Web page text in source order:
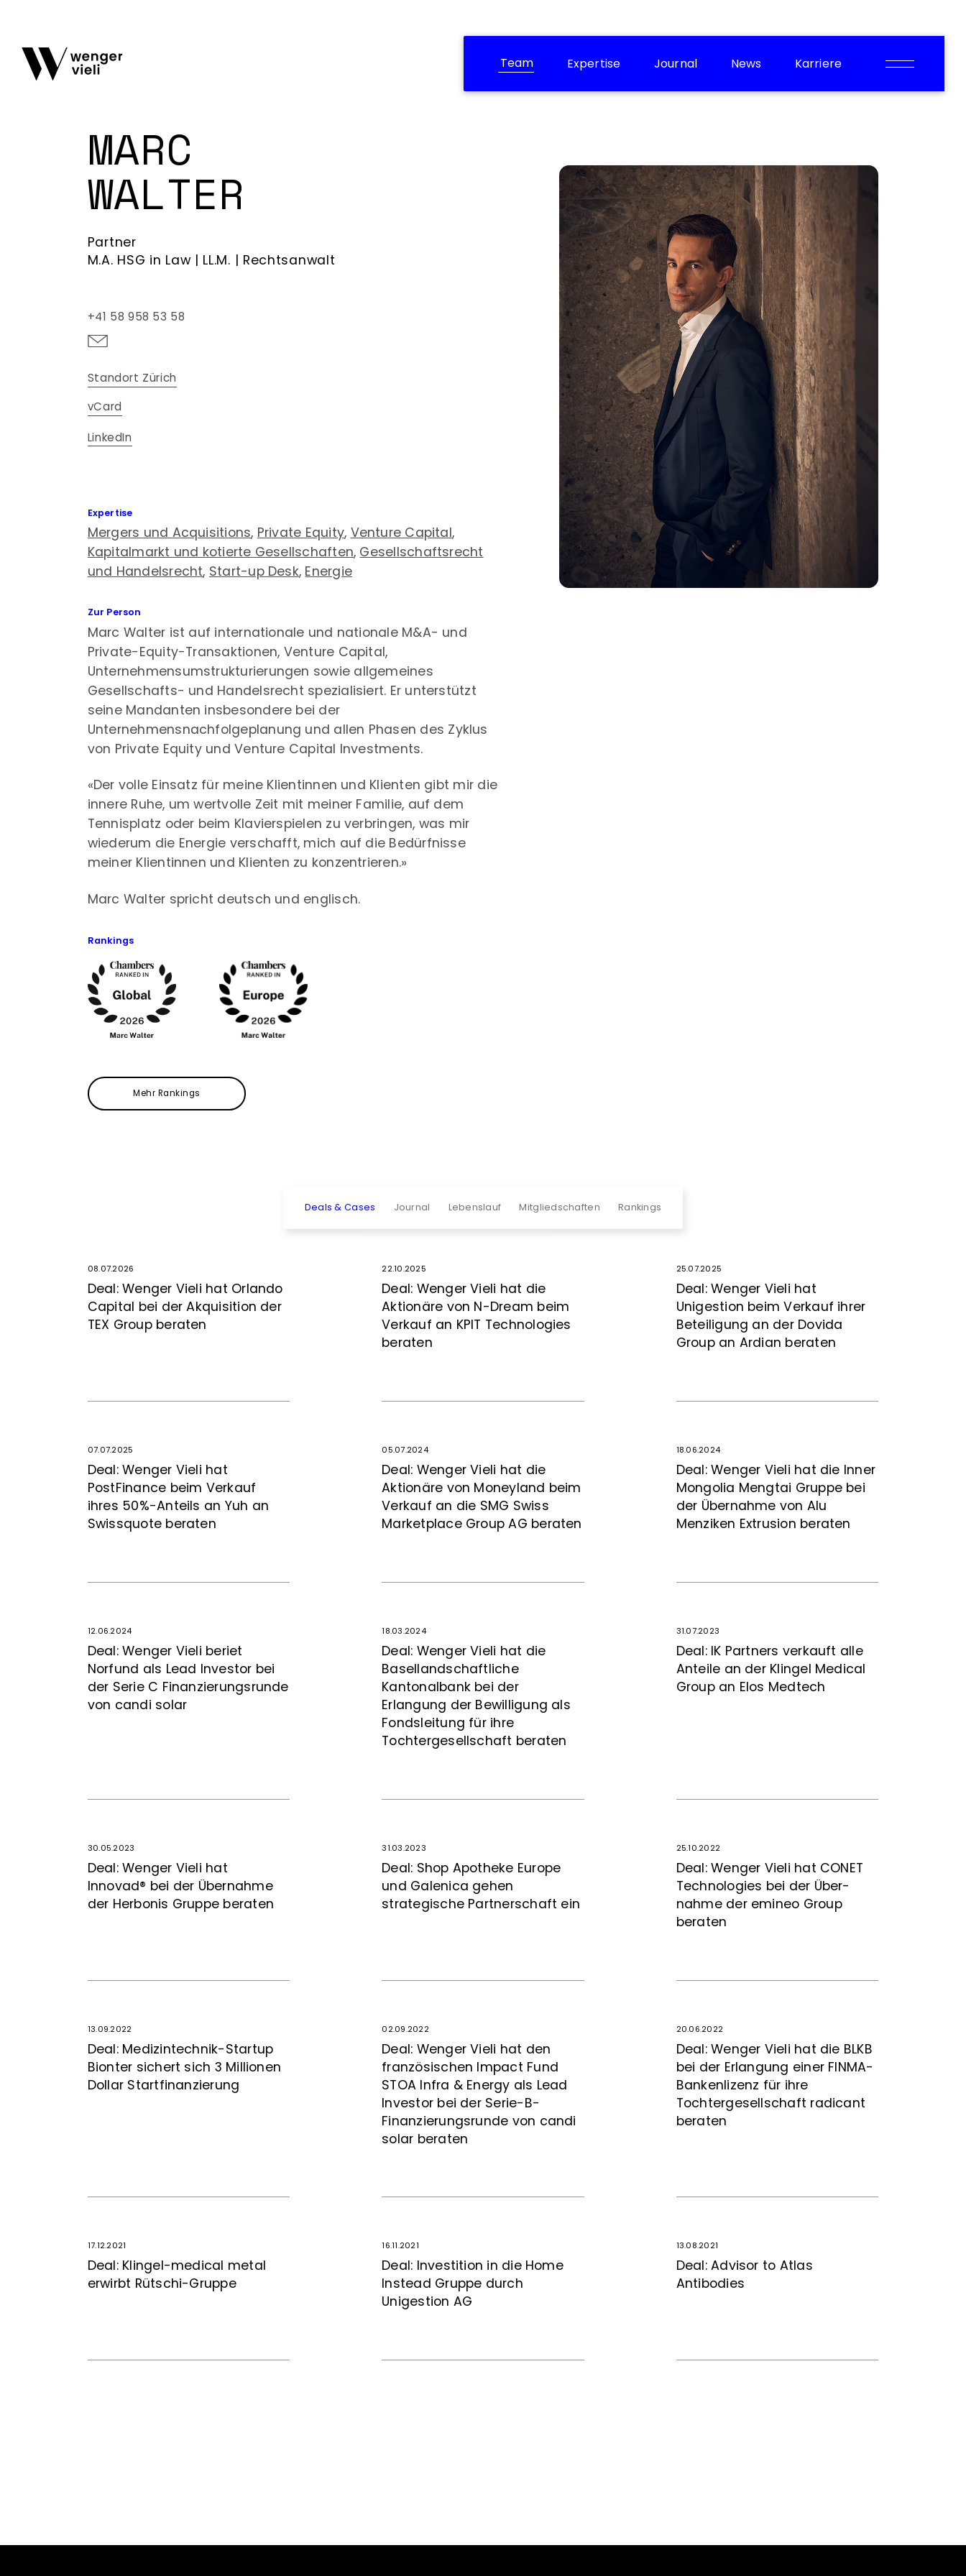
Team Expertise Journal News Karriere
MARC
WALTER
Partner
M.A. HSG in Law | LL.M. | Rechtsanwalt
+41 58 958 53 58
Standort Zürich
vCard
LinkedIn
Expertise
Mergers und Acquisitions, Private Equity, Venture Capital,
Kapitalmarkt und kotierte Gesellschaften, Gesellschaftsrecht
und Handelsrecht, Start-up Desk, Energie
Zur Person
Marc Walter ist auf internationale und nationale M&A- und
Private-Equity-Transaktionen, Venture Capital,
Unternehmensumstrukturierungen sowie allgemeines
Gesellschafts- und Handelsrecht spezialisiert. Er unterstützt
seine Mandanten insbesondere bei der
Unternehmensnachfolgeplanung und allen Phasen des Zyklus
von Private Equity und Venture Capital Investments.
«Der volle Einsatz für meine Klientinnen und Klienten gibt mir die
innere Ruhe, um wertvolle Zeit mit meiner Familie, auf dem
Tennisplatz oder beim Klavierspielen zu verbringen, was mir
wiederum die Energie verschafft, mich auf die Bedürfnisse
meiner Klientinnen und Klienten zu konzentrieren.»
Marc Walter spricht deutsch und englisch.
Rankings
Mehr Rankings
Deals & Cases Journal Lebenslauf Mitgliedschaften Rankings
08.07.2026
Deal: Wenger Vieli hat Orlando
Capital bei der Akquisition der
TEX Group beraten
22.10.2025
Deal: Wenger Vieli hat die
Aktionäre von N-Dream beim
Verkauf an KPIT Technologies
beraten
25.07.2025
Deal: Wenger Vieli hat
Unigestion beim Verkauf ihrer
Beteiligung an der Dovida
Group an Ardian beraten
07.07.2025
Deal: Wenger Vieli hat
PostFinance beim Verkauf
ihres 50%-Anteils an Yuh an
Swissquote beraten
05.07.2024
Deal: Wenger Vieli hat die
Aktionäre von Moneyland beim
Verkauf an die SMG Swiss
Marketplace Group AG beraten
18.06.2024
Deal: Wenger Vieli hat die Inner
Mongolia Mengtai Gruppe bei
der Übernahme von Alu
Menziken Extrusion beraten
12.06.2024
Deal: Wenger Vieli beriet
Norfund als Lead Investor bei
der Serie C Finanzierungsrunde
von candi solar
18.03.2024
Deal: Wenger Vieli hat die
Basellandschaftliche
Kantonalbank bei der
Erlangung der Bewilligung als
Fondsleitung für ihre
Tochtergesellschaft beraten
31.07.2023
Deal: IK Partners verkauft alle
Anteile an der Klingel Medical
Group an Elos Medtech
30.05.2023
Deal: Wenger Vieli hat
Innovad® bei der Übernahme
der Herbonis Gruppe beraten
31.03.2023
Deal: Shop Apotheke Europe
und Galenica gehen
strategische Partnerschaft ein
25.10.2022
Deal: Wenger Vieli hat CONET
Tech­no­logies bei der Über­
nahme der emineo Group
beraten
13.09.2022
Deal: Medizintechnik-Startup
Bionter sichert sich 3 Millionen
Dollar Startfinanzierung
02.09.2022
Deal: Wenger Vieli hat den
fran­zö­si­schen Impact Fund
STOA Infra & Energy als Lead
Investor bei der Serie-B-
Finanzierungsrunde von candi
solar beraten
20.06.2022
Deal: Wenger Vieli hat die BLKB
bei der Erlangung einer FINMA-
Bankenlizenz für ihre
Tochtergesellschaft radicant
beraten
17.12.2021
Deal: Klingel-medical metal
erwirbt Rütschi-Gruppe
16.11.2021
Deal: Investition in die Home
Instead Gruppe durch
Unigestion AG
13.08.2021
Deal: Advisor to Atlas
Antibodies